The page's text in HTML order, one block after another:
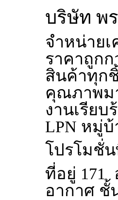
บริษัท พ
จำหน่าย
ราคาถูก
สินค้าทุก
คุณภาพม
งานเรียบ
LPN หมู่บ้
โปรโมชั่
ที่อยู่ 171
อากาศ ชั้